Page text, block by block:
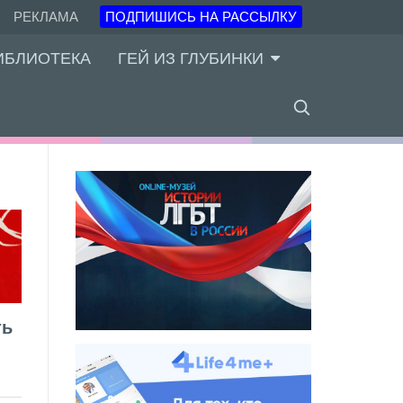
РЕКЛАМА ПОДПИШИСЬ НА РАССЫЛКУ
ГЕЙ ИЗ ГЛУБИНКИ